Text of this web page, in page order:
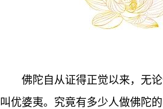
佛陀自从证得正觉以来，无
叫优婆夷。究竟有多少人做佛陀